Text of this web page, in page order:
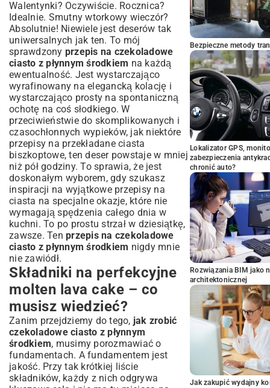
Walentynki? Oczywiście. Rocznica?
Idealnie. Smutny wtorkowy wieczór?
Absolutnie! Niewiele jest deserów tak
uniwersalnych jak ten. To mój
sprawdzony przepis na czekoladowe
ciasto z płynnym środkiem na każdą
ewentualność. Jest wystarczająco
wyrafinowany na elegancką kolację i
wystarczająco prosty na spontaniczną
ochotę na coś słodkiego. W
przeciwieństwie do skomplikowanych i
czasochłonnych wypieków, jak niektóre
przepisy na przekładane ciasta
biszkoptowe, ten deser powstaje w mniej
niż pół godziny. To sprawia, że jest
doskonałym wyborem, gdy szukasz
inspiracji na wyjątkowe przepisy na
ciasta na specjalne okazje, które nie
wymagają spędzenia całego dnia w
kuchni. To po prostu strzał w dziesiątkę,
zawsze. Ten przepis na czekoladowe
ciasto z płynnym środkiem nigdy mnie
nie zawiódł.
Składniki na perfekcyjne
molten lava cake – co
musisz wiedzieć?
Zanim przejdziemy do tego, jak zrobić
czekoladowe ciasto z płynnym
środkiem, musimy porozmawiać o
fundamentach. A fundamentem jest
jakość. Przy tak krótkiej liście
składników, każdy z nich odgrywa
Bezpieczne metody
Lokalizator GPS,
zabezpieczenia
chronić auto?
Rozwiązania BIM jako
architektonicznej
Jak zakupić wydajny